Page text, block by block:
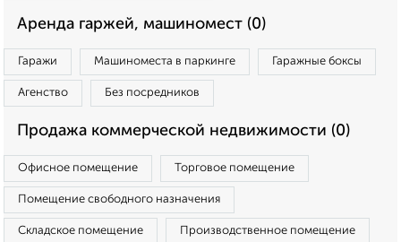
Аренда гаржей, машиномест (0)
Гаражи Машиноместа в паркинге Гаражные боксы
Агенство Без посредников
Продажа коммерческой недвижимости (0)
Офисное помещение Торговое помещение
Помещение свободного назначения
Складское помещение Производственное помещение